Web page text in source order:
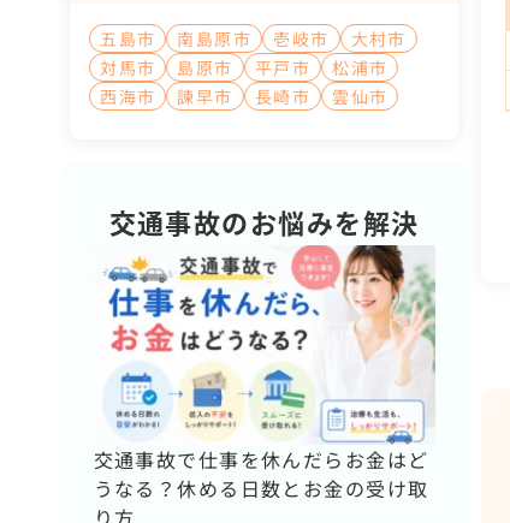
五島市 南島原市 壱岐市
大村市
対馬市
島原市 平戸市
松浦市
西海市
諫早市 長崎市 雲仙市
交通事故のお悩みを解決
交通事故で仕事を休んだらお金はど
うなる？休める日数とお金の受け取
り方